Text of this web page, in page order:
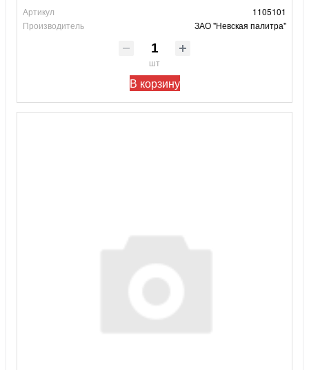
Артикул
1105101
Производитель
ЗАО "Невская палитра"
шт
В корзину